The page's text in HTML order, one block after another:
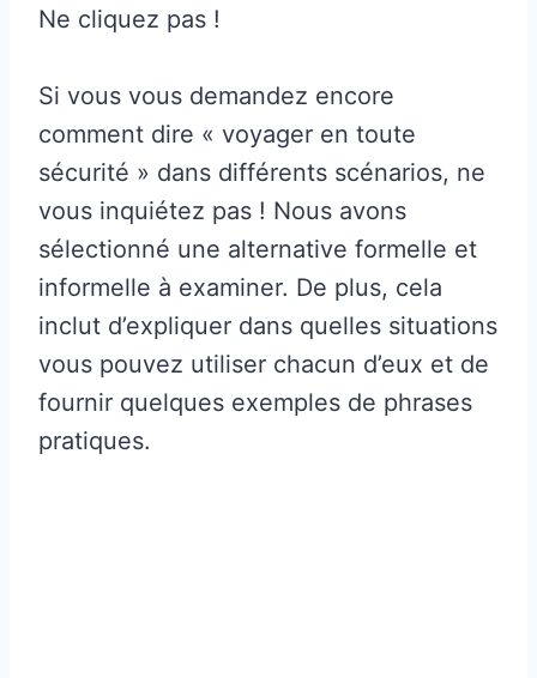
Ne cliquez pas !
Si vous vous demandez encore
comment dire « voyager en toute
sécurité » dans différents scénarios, ne
vous inquiétez pas ! Nous avons
sélectionné une alternative formelle et
informelle à examiner. De plus, cela
inclut d’expliquer dans quelles situations
vous pouvez utiliser chacun d’eux et de
fournir quelques exemples de phrases
pratiques.